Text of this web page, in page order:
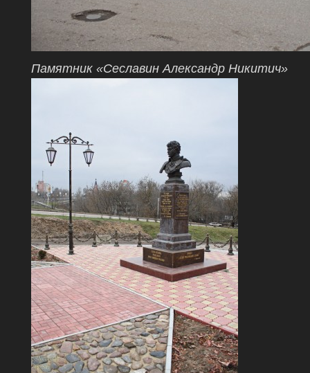
Памятник «Сеславин Александр Никитич»